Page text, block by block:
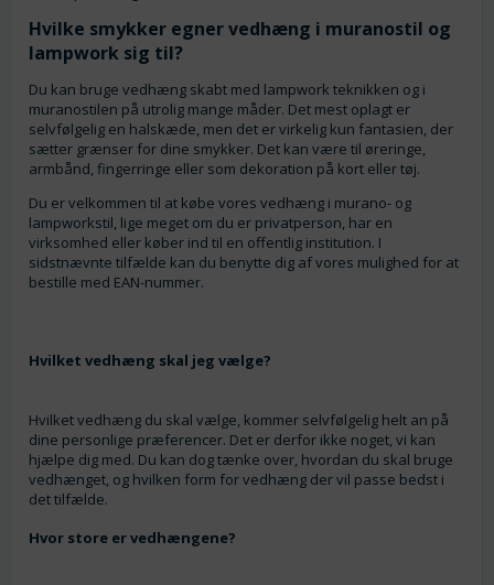
Hvilke smykker egner vedhæng i muranostil og
lampwork sig til?
Du kan bruge vedhæng skabt med lampwork teknikken og i
muranostilen på utrolig mange måder. Det mest oplagt er
selvfølgelig en halskæde, men det er virkelig kun fantasien, der
sætter grænser for dine smykker. Det kan være til øreringe,
armbånd, fingerringe eller som dekoration på kort eller tøj.
Du er velkommen til at købe vores vedhæng i murano- og
lampworkstil, lige meget om du er privatperson, har en
virksomhed eller køber ind til en offentlig institution. I
sidstnævnte tilfælde kan du benytte dig af vores mulighed for at
bestille med EAN-nummer.
Hvilket vedhæng skal jeg vælge?
Hvilket vedhæng du skal vælge, kommer selvfølgelig helt an på
dine personlige præferencer. Det er derfor ikke noget, vi kan
hjælpe dig med. Du kan dog tænke over, hvordan du skal bruge
vedhænget, og hvilken form for vedhæng der vil passe bedst i
det tilfælde.
Hvor store er vedhængene?